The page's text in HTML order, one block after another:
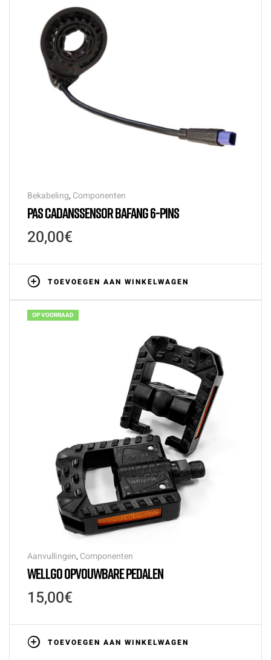
Bekabeling, Componenten
PAS CADANSSENSOR BAFANG 6-PINS
20,00€
TOEVOEGEN AAN WINKELWAGEN
OP VOORRAAD
Aanvullingen, Componenten
WELLGO OPVOUWBARE PEDALEN
15,00€
TOEVOEGEN AAN WINKELWAGEN